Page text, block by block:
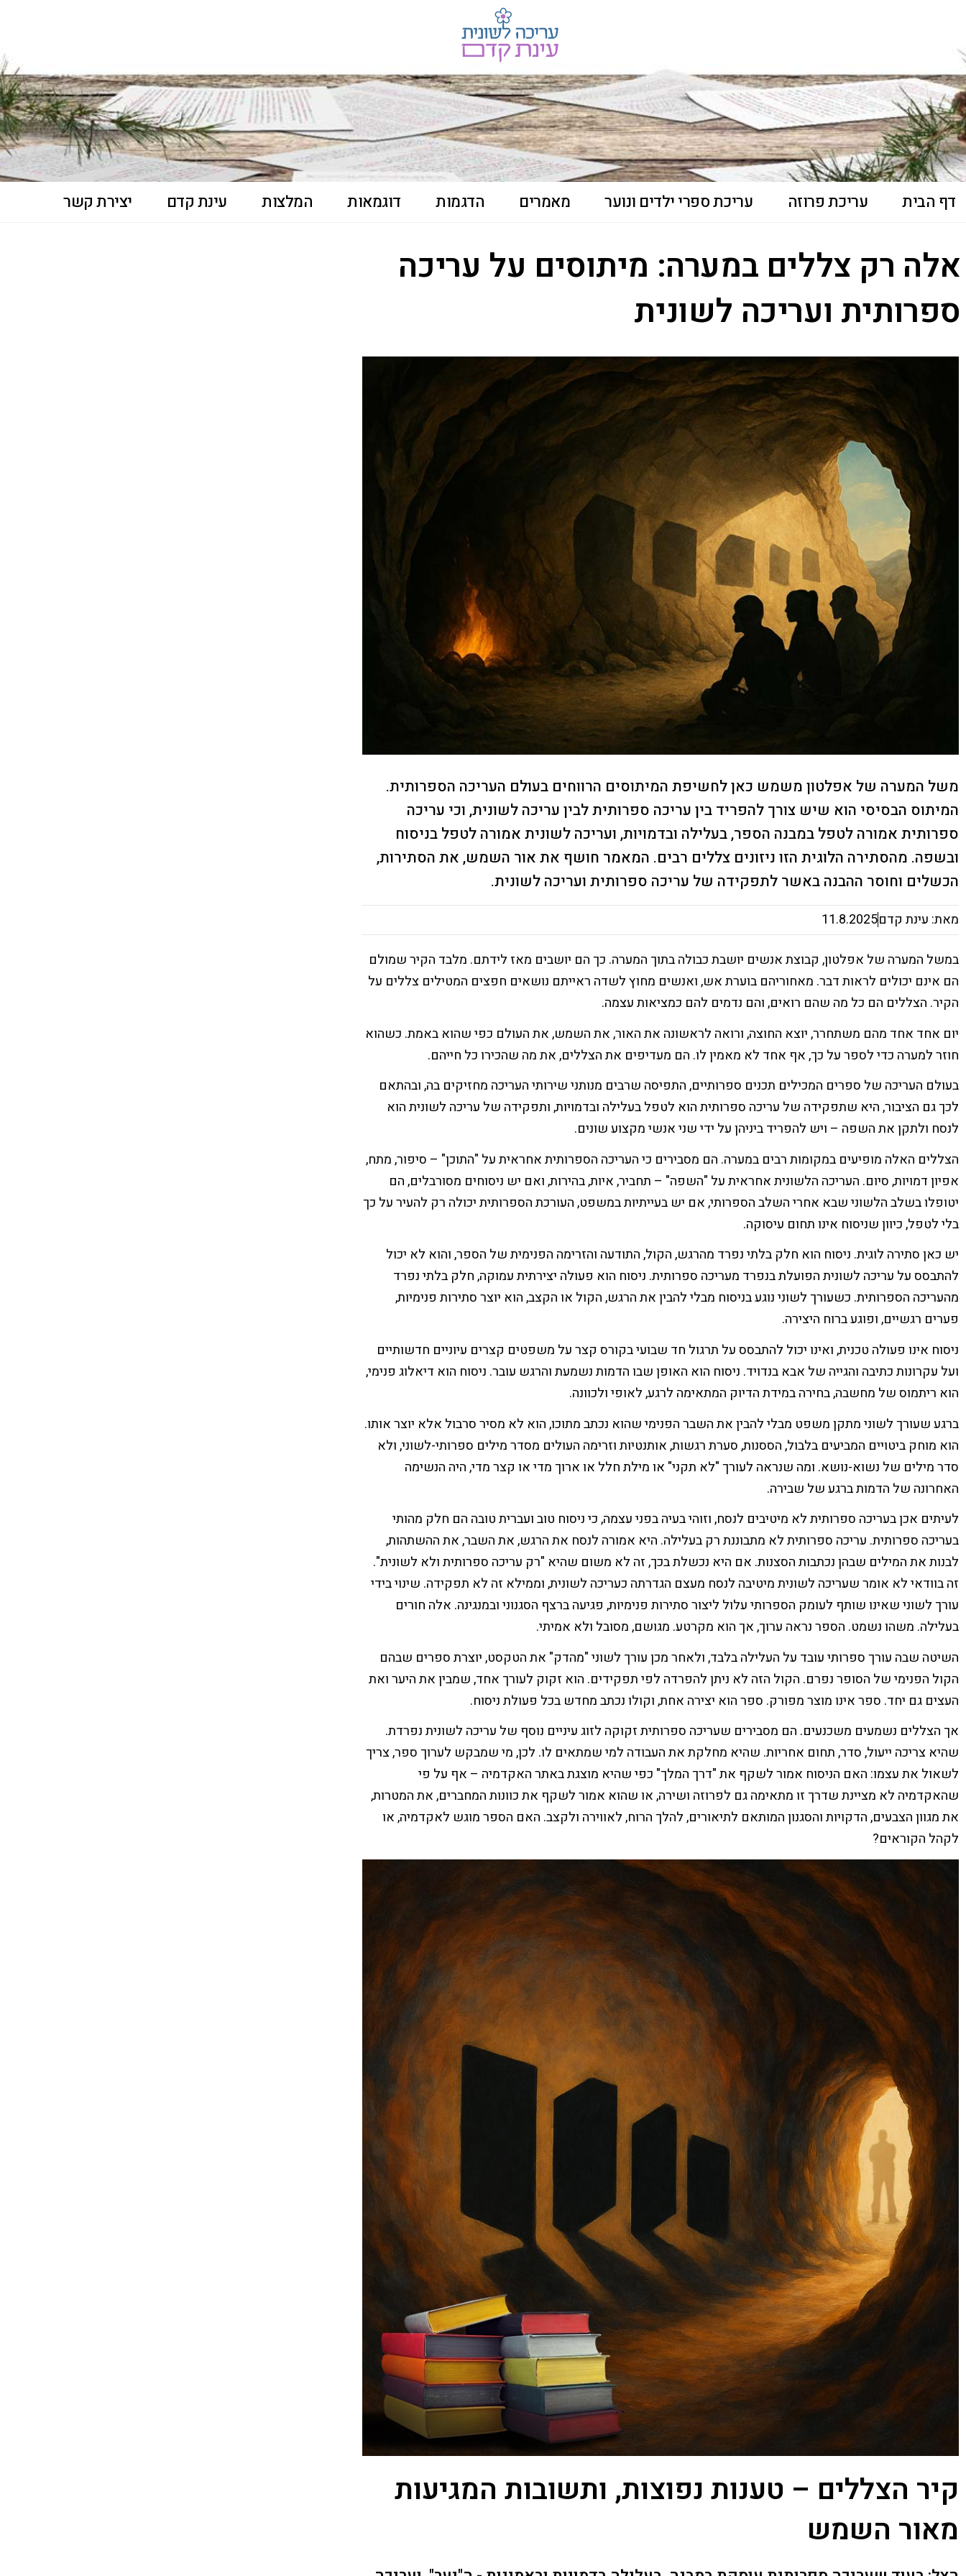
דף הבית עריכת פרוזה עריכת ספרי ילדים ונוער מאמרים הדגמות דוגמאות המלצות עינת קדם יצירת קשר
אלה רק צללים במערה: מיתוסים על עריכה
ספרותית ועריכה לשונית
משל המערה של אפלטון משמש כאן לחשיפת המיתוסים הרווחים בעולם העריכה הספרותית.
המיתוס הבסיסי הוא שיש צורך להפריד בין עריכה ספרותית לבין עריכה לשונית, וכי עריכה
ספרותית אמורה לטפל במבנה הספר, בעלילה ובדמויות, ועריכה לשונית אמורה לטפל בניסוח
ובשפה. מהסתירה הלוגית הזו ניזונים צללים רבים. המאמר חושף את אור השמש, את הסתירות,
הכשלים וחוסר ההבנה באשר לתפקידה של עריכה ספרותית ועריכה לשונית.
מאת: עינת קדם11.8.2025
במשל המערה של אפלטון, קבוצת אנשים יושבת כבולה בתוך המערה. כך הם יושבים מאז לידתם. מלבד הקיר שמולם
הם אינם יכולים לראות דבר. מאחוריהם בוערת אש, ואנשים מחוץ לשדה ראייתם נושאים חפצים המטילים צללים על
הקיר. הצללים הם כל מה שהם רואים, והם נדמים להם כמציאות עצמה.
יום אחד אחד מהם משתחרר, יוצא החוצה, ורואה לראשונה את האור, את השמש, את העולם כפי שהוא באמת. כשהוא
חוזר למערה כדי לספר על כך, אף אחד לא מאמין לו. הם מעדיפים את הצללים, את מה שהכירו כל חייהם.
בעולם העריכה של ספרים המכילים תכנים ספרותיים, התפיסה שרבים מנותני שירותי העריכה מחזיקים בה, ובהתאם
לכך גם הציבור, היא שתפקידה של עריכה ספרותית הוא לטפל בעלילה ובדמויות, ותפקידה של עריכה לשונית הוא
לנסח ולתקן את השפה – ויש להפריד ביניהן על ידי שני אנשי מקצוע שונים.
הצללים האלה מופיעים במקומות רבים במערה. הם מסבירים כי העריכה הספרותית אחראית על "התוכן" – סיפור, מתח,
אפיון דמויות, סיום. העריכה הלשונית אחראית על "השפה" – תחביר, איות, בהירות, ואם יש ניסוחים מסורבלים, הם
יטופלו בשלב הלשוני שבא אחרי השלב הספרותי, אם יש בעייתיות במשפט, העורכת הספרותית יכולה רק להעיר על כך
בלי לטפל, כיוון שניסוח אינו תחום עיסוקה.
יש כאן סתירה לוגית. ניסוח הוא חלק בלתי נפרד מהרגש, הקול, התודעה והזרימה הפנימית של הספר, והוא לא יכול
להתבסס על עריכה לשונית הפועלת בנפרד מעריכה ספרותית. ניסוח הוא פעולה יצירתית עמוקה, חלק בלתי נפרד
מהעריכה הספרותית. כשעורך לשוני נוגע בניסוח מבלי להבין את הרגש, הקול או הקצב, הוא יוצר סתירות פנימיות,
פערים רגשיים, ופוגע ברוח היצירה.
ניסוח אינו פעולה טכנית, ואינו יכול להתבסס על תרגול חד שבועי בקורס קצר על משפטים קצרים עיוניים חדשותיים
ועל עקרונות כתיבה והגייה של אבא בנדויד. ניסוח הוא האופן שבו הדמות נשמעת והרגש עובר. ניסוח הוא דיאלוג פנימי,
הוא ריתמוס של מחשבה, בחירה במידת הדיוק המתאימה לרגע, לאופי ולכוונה.
ברגע שעורך לשוני מתקן משפט מבלי להבין את השבר הפנימי שהוא נכתב מתוכו, הוא לא מסיר סרבול אלא יוצר אותו.
הוא מוחק ביטויים המביעים בלבול, הססנות, סערת רגשות, אותנטיות וזרימה העולים מסדר מילים ספרותי-לשוני, ולא
סדר מילים של נשוא-נושא. ומה שנראה לעורך "לא תקני" או מילת חלל או ארוך מדי או קצר מדי, היה הנשימה
האחרונה של הדמות ברגע של שבירה.
לעיתים אכן בעריכה ספרותית לא מיטיבים לנסח, וזוהי בעיה בפני עצמה, כי ניסוח טוב ועברית טובה הם חלק מהותי
בעריכה ספרותית. עריכה ספרותית לא מתבוננת רק בעלילה. היא אמורה לנסח את הרגש, את השבר, את ההשתהות,
לבנות את המילים שבהן נכתבות הסצנות. אם היא נכשלת בכך, זה לא משום שהיא "רק עריכה ספרותית ולא לשונית".
זה בוודאי לא אומר שעריכה לשונית מיטיבה לנסח מעצם הגדרתה כעריכה לשונית, וממילא זה לא תפקידה. שינוי בידי
עורך לשוני שאינו שותף לעומק הספרותי עלול ליצור סתירות פנימיות, פגיעה ברצף הסגנוני ובמנגינה. אלה חורים
בעלילה. משהו נשמט. הספר נראה ערוך, אך הוא מקרטע. מגושם, מסובל ולא אמיתי.
השיטה שבה עורך ספרותי עובד על העלילה בלבד, ולאחר מכן עורך לשוני "מהדק" את הטקסט, יוצרת ספרים שבהם
הקול הפנימי של הסופר נפרם. הקול הזה לא ניתן להפרדה לפי תפקידים. הוא זקוק לעורך אחד, שמבין את היער ואת
העצים גם יחד. ספר אינו מוצר מפורק. ספר הוא יצירה אחת, וקולו נכתב מחדש בכל פעולת ניסוח.
אך הצללים נשמעים משכנעים. הם מסבירים שעריכה ספרותית זקוקה לזוג עיניים נוסף של עריכה לשונית נפרדת.
שהיא צריכה ייעול, סדר, תחום אחריות. שהיא מחלקת את העבודה למי שמתאים לו. לכן, מי שמבקש לערוך ספר, צריך
לשאול את עצמו: האם הניסוח אמור לשקף את "דרך המלך" כפי שהיא מוצגת באתר האקדמיה – אף על פי
שהאקדמיה לא מציינת שדרך זו מתאימה גם לפרוזה ושירה, או שהוא אמור לשקף את כוונות המחברים, את המטרות,
את מגוון הצבעים, הדקויות והסגנון המותאם לתיאורים, להלך הרוח, לאווירה ולקצב. האם הספר מוגש לאקדמיה, או
לקהל הקוראים?
קיר הצללים – טענות נפוצות, ותשובות המגיעות
מאור השמש